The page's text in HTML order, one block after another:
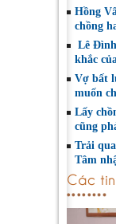
Hồng
chồng
Lê
khắc
Vợ bất
muốn
Lấy
cũng
Trải
Tâm
Các